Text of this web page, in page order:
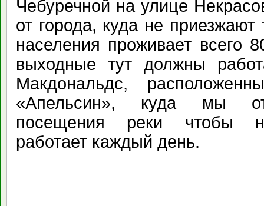
Чебуречной на улице
от города, куда не приезжают
населения проживает всего
выходные тут должны
Макдональдс,
«Апельсин», куда мы
посещения реки чтобы
работает каждый день.